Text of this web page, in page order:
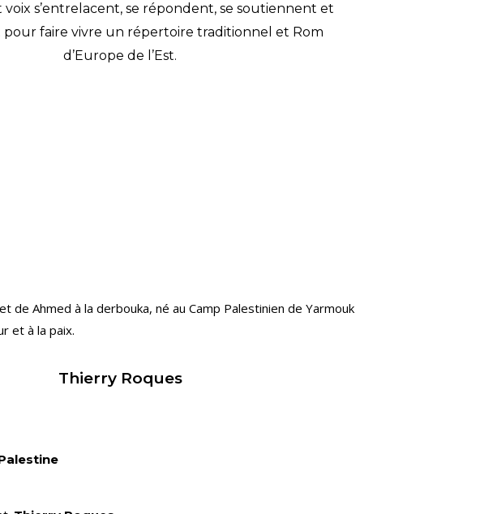
voix s’entrelacent, se répondent, se soutiennent et
pour faire vivre un répertoire traditionnel et Rom
d’Europe de l’Est.
Ahmed à la derbouka, né au Camp Palestinien de Yarmouk
et à la paix.
Thierry Roques